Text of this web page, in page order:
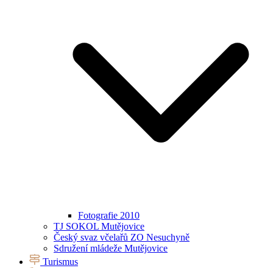
Fotografie 2010
TJ SOKOL Mutějovice
Český svaz včelařů ZO Nesuchyně
Sdružení mládeže Mutějovice
Turismus